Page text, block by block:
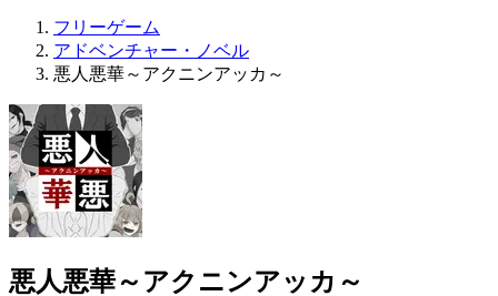
フリーゲーム
アドベンチャー・ノベル
悪人悪華～アクニンアッカ～
悪人悪華～アクニンアッカ～